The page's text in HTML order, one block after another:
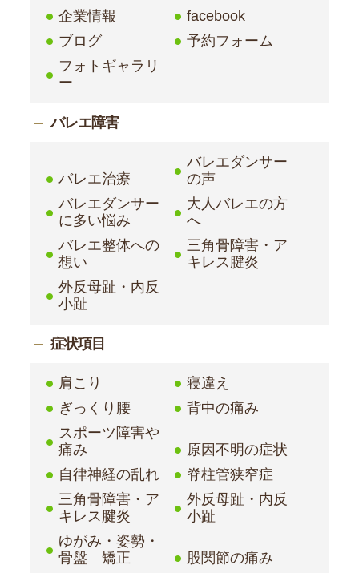
企業情報
facebook
ブログ
予約フォーム
フォトギャラリ
ー
バレエ障害
バレエ治療
バレエダンサー
の声
バレエダンサー
に多い悩み
大人バレエの方
へ
バレエ整体への
想い
三角骨障害・ア
キレス腱炎
外反母趾・内反
小趾
症状項目
肩こり
寝違え
ぎっくり腰
背中の痛み
スポーツ障害や
痛み
原因不明の症状
自律神経の乱れ
脊柱管狭窄症
三角骨障害・ア
キレス腱炎
外反母趾・内反
小趾
ゆがみ・姿勢・
骨盤 矯正
股関節の痛み